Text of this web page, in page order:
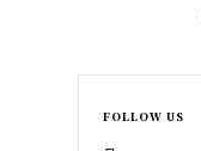
FOLLOW US